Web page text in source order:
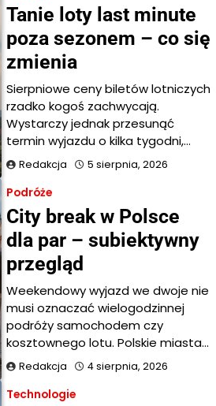
Tanie loty last minute
poza sezonem – co się
zmienia
Sierpniowe ceny biletów lotniczych
rzadko kogoś zachwycają.
Wystarczy jednak przesunąć
termin wyjazdu o kilka tygodni,…
Redakcja 5 sierpnia, 2026
Podróże
City break w Polsce
dla par – subiektywny
przegląd
Weekendowy wyjazd we dwoje nie
musi oznaczać wielogodzinnej
podróży samochodem czy
kosztownego lotu. Polskie miasta…
Redakcja 4 sierpnia, 2026
Technologie